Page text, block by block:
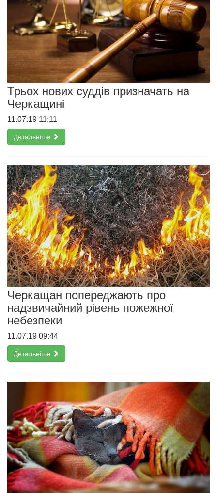
Трьох нових суддів призначать на
Черкащині
11.07.19 11:11
Детальніше
Черкащан попереджають про
надзвичайний рівень пожежної
небезпеки
11.07.19 09:44
Детальніше